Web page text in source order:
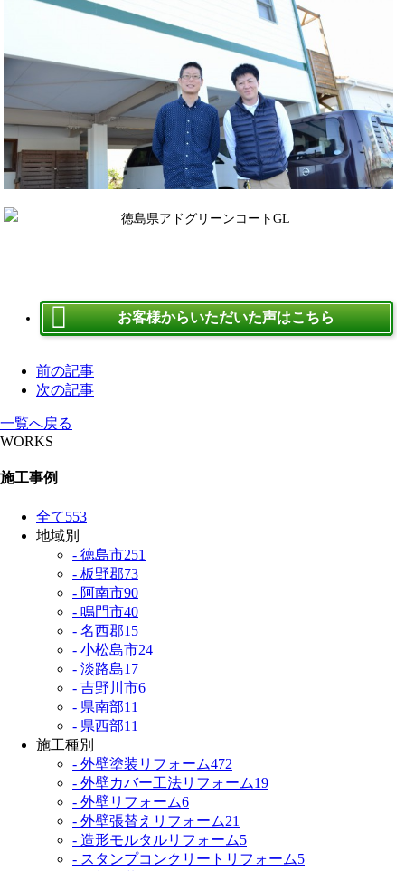
お客様からいただいた声はこちら
前の記事
次の記事
一覧へ戻る
WORKS
施工事例
全て553
地域別
- 徳島市251
- 板野郡73
- 阿南市90
- 鳴門市40
- 名西郡15
- 小松島市24
- 淡路島17
- 吉野川市6
- 県南部11
- 県西部11
施工種別
- 外壁塗装リフォーム472
- 外壁カバー工法リフォーム19
- 外壁リフォーム6
- 外壁張替えリフォーム21
- 造形モルタルリフォーム5
- スタンプコンクリートリフォーム5